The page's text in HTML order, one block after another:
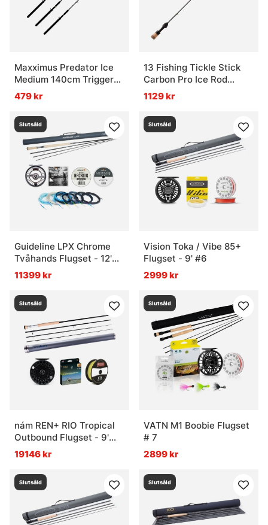
Maxximus Predator Ice
Medium 140cm Trigger
1sec 3-pack
479 kr
13 Fishing Tickle Stick
Carbon Pro Ice Rod
25''/64cm L
1129 kr
Slutsåld
Guideline LPX Chrome
Tvåhands Flugset - 12'9''
#8/9
11399 kr
Slutsåld
Vision Toka / Vibe 85+
Flugset - 9' #6
2999 kr
Slutsåld
nám REN+ RIO Tropical
Outbound Flugset - 9'
#11
19146 kr
Slutsåld
VATN M1 Boobie Flugset
# 7
2899 kr
Slutsåld Slutsåld